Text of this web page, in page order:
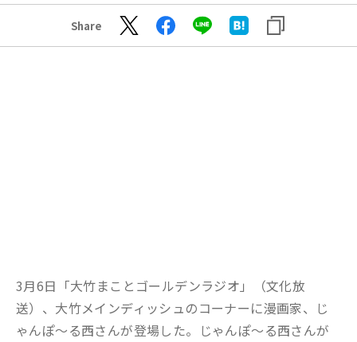
Share
3月6日「大竹まことゴールデンラジオ」（文化放
送）、大竹メインディッシュのコーナーに漫画家、じ
ゃんぽ～る西さんが登場した。じゃんぽ～る西さんが